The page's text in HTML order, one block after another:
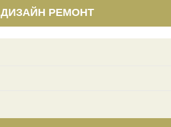
ДИЗАЙН РЕМОНТ